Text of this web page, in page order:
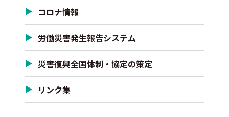
コロナ情報
労働災害発生報告システム
災害復興全国体制・協定の策定
リンク集